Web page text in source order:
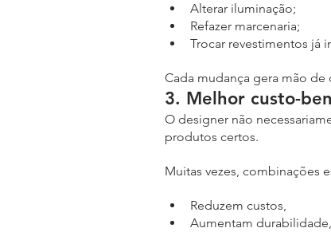
Alterar iluminação;
Refazer marcenaria;
Trocar revestimentos já
Cada mudança gera mão
3. Melhor custo-
O designer não
produtos certos.
Muitas vezes, combinações
Reduzem custos,
Aumentam durabilidade,